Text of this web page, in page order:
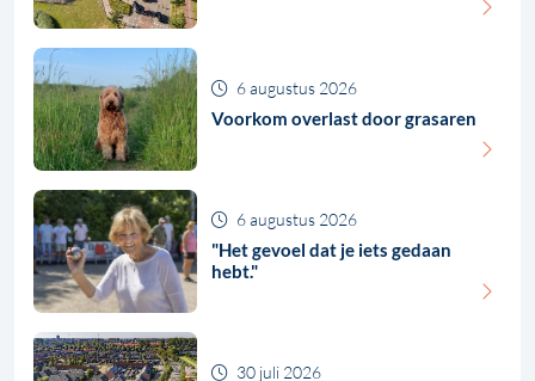
Voorkom overlast door grasaren
6 augustus 2026
"Het gevoel dat je iets gedaan
hebt."
6 augustus 2026
30 juli 2026